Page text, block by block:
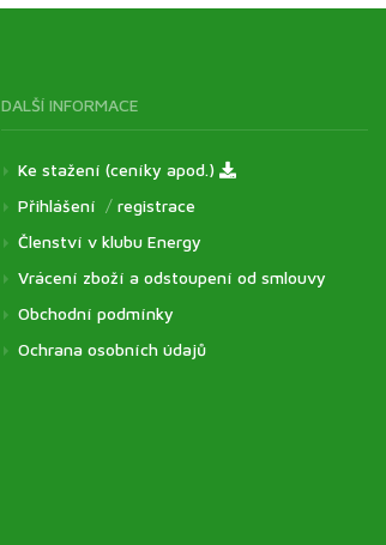
DALŠÍ INFORMACE
Ke stažení (ceníky apod.)
Přihlášení / registrace
Členství v klubu Energy
Vrácení zboží a odstoupení od smlouvy
Obchodní podmínky
Ochrana osobních údajů